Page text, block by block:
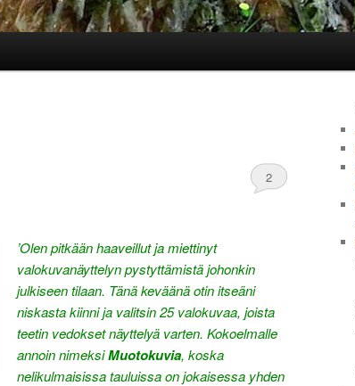
2
’Olen pitkään haaveillut ja miettinyt
valokuvanäyttelyn pystyttämistä johonkin
julkiseen tilaan. Tänä keväänä otin itseäni
niskasta kiinni ja valitsin 25 valokuvaa, joista
teetin vedokset näyttelyä varten. Kokoelmalle
annoin nimeksiMuotokuvia, koska
nelikulmaisissa tauluissa on jokaisessa yhden